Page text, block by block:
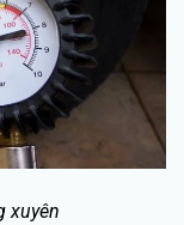
xuyên